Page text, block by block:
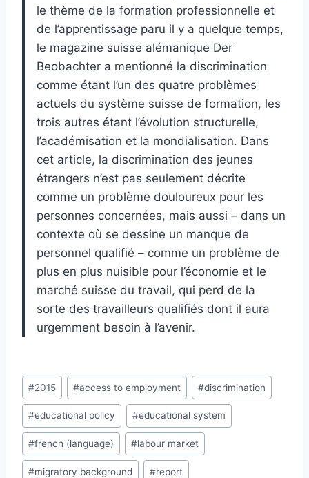
le thème de la formation professionnelle et
de l’apprentissage paru il y a quelque temps,
le magazine suisse alémanique Der
Beobachter a mentionné la discrimination
comme étant l’un des quatre problèmes
actuels du système suisse de formation, les
trois autres étant l’évolution structurelle,
l’académisation et la mondialisation. Dans
cet article, la discrimination des jeunes
étrangers n’est pas seulement décrite
comme un problème douloureux pour les
personnes concernées, mais aussi – dans un
contexte où se dessine un manque de
personnel qualifié – comme un problème de
plus en plus nuisible pour l’économie et le
marché suisse du travail, qui perd de la
sorte des travailleurs qualifiés dont il aura
urgemment besoin à l’avenir.
Post
Tags:
#2015 #access to employment #discrimination
#educational policy #educational system
#french (language) #labour market
#migratory background #report